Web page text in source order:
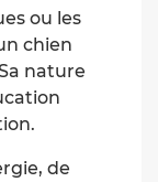
ou les
chien
nature
de